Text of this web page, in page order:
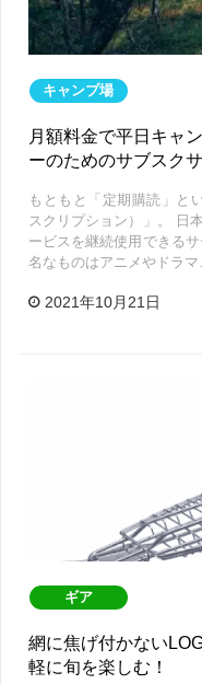
キャンプ場
月額料金で平日キャ
ーのためのサブスク
もともと「定期購読」と
スクリプション）」。 日
ービスを継続使用できる
名なものはアニメやドラ
2021年10月21日
ギア
網に焦げ付かない
軽に旬を楽しむ！